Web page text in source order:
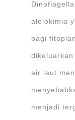
alelokimia
bagi
air laut
menjadi